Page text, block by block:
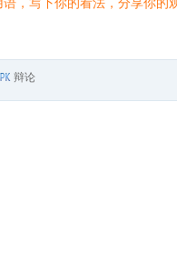
辩论